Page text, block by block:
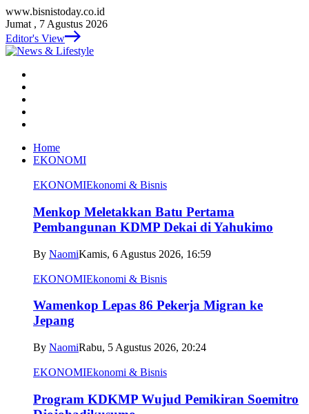
www.bisnistoday.co.id
Jumat , 7 Agustus 2026
Editor's View
Home
EKONOMI
EKONOMIEkonomi & Bisnis
Menkop Meletakkan Batu Pertama
Pembangunan KDMP Dekai di Yahukimo
By NaomiKamis, 6 Agustus 2026, 16:59
EKONOMIEkonomi & Bisnis
Wamenkop Lepas 86 Pekerja Migran ke
Jepang
By NaomiRabu, 5 Agustus 2026, 20:24
EKONOMIEkonomi & Bisnis
Program KDKMP Wujud Pemikiran Soemitro